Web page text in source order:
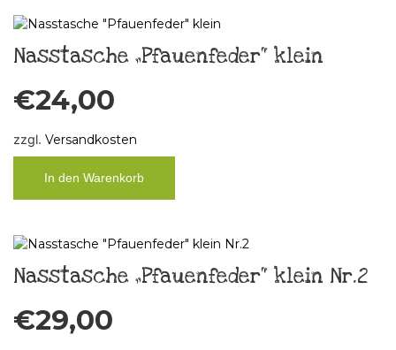
Nasstasche „Pfauenfeder“ klein
€24,00
zzgl. Versandkosten
In den Warenkorb
Nasstasche „Pfauenfeder“ klein Nr.2
€29,00